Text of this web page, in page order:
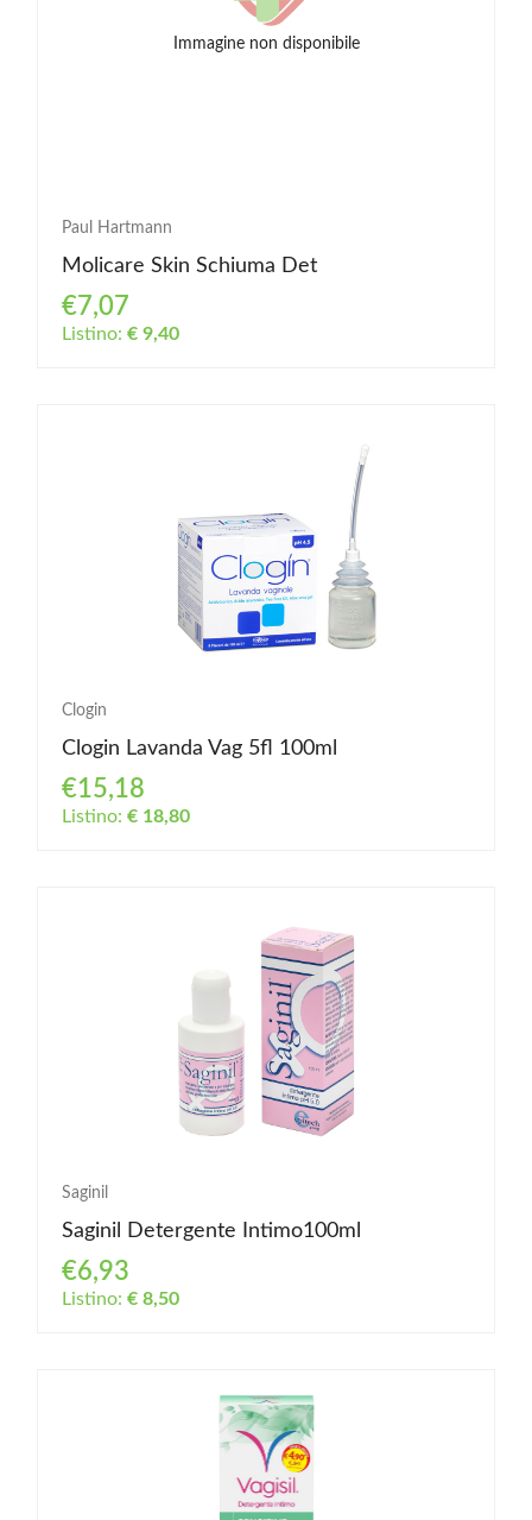
Immagine non disponibile
Paul Hartmann
Molicare Skin Schiuma Det
€7,07
Listino: € 9,40
Clogin
Clogin Lavanda Vag 5fl 100ml
€15,18
Listino: € 18,80
Saginil
Saginil Detergente Intimo100ml
€6,93
Listino: € 8,50